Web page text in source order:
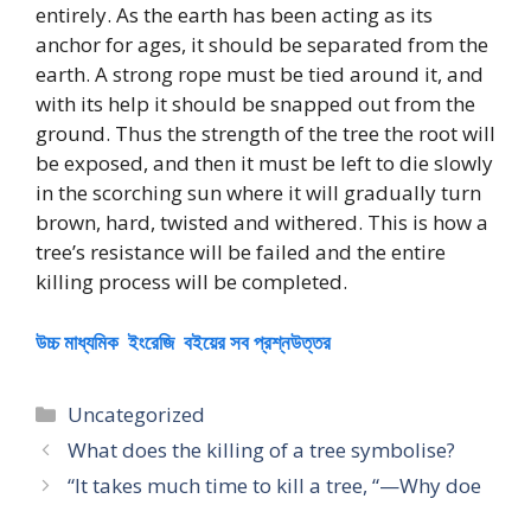
entirely. As the earth has been acting as its
anchor for ages, it should be separated from the
earth. A strong rope must be tied around it, and
with its help it should be snapped out from the
ground. Thus the strength of the tree the root will
be exposed, and then it must be left to die slowly
in the scorching sun where it will gradually turn
brown, hard, twisted and withered. This is how a
tree’s resistance will be failed and the entire
killing process will be completed.
উচ্চ মাধ্যমিক ইংরেজি বইয়ের সব প্রশ্নউত্তর
Categories
Uncategorized
What does the killing of a tree symbolise?
“It takes much time to kill a tree, “—Why doe